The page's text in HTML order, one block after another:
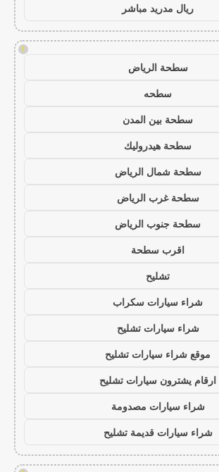
ريال مدريد مباشر
!
سطحة الرياض
سطحه
سطحة بين المدن
سطحة هيدروليك
سطحة شمال الرياض
سطحة غرب الرياض
سطحة جنوب الرياض
اقرب سطحة
تشليح
شراء سيارات سكراب
شراء سيارات تشليح
موقع شراء سيارات تشليح
ارقام يشترون سيارات تشليح
شراء سيارات مصدومة
شراء سيارات قديمة تشليح